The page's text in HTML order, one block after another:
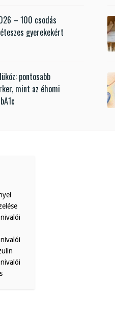
– 100 csodás
gyerekekért
pontosabb
mint az éhomi